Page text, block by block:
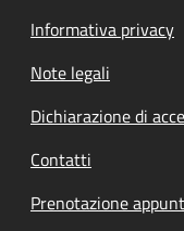
Informativa privacy
Note legali
Dichiarazione di
Contatti
Prenotazione